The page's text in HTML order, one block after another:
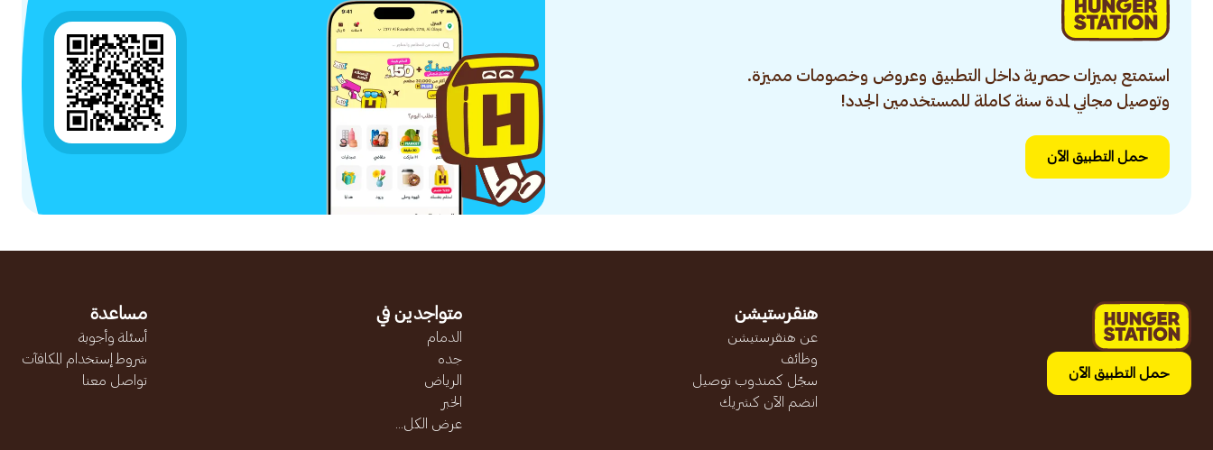
استمتع بميزات حصرية داخل التطبيق وعروض وخصومات مميزة.
وتوصيل مجاني لمدة سنة كاملة للمستخدمين الجدد!
حمل التطبيق الآن
حمل التطبيق الآن
هنقرستيشن
عن هنقرستيشن
وظائف
سجّل كمندوب توصيل
انضم الآن كشريك
متواجدين في
الدمام
جده
الرياض
الخبر
عرض الكل...
مساعدة
أسئلة وأجوبة
شروط إستخدام المكافآت
تواصل معنا